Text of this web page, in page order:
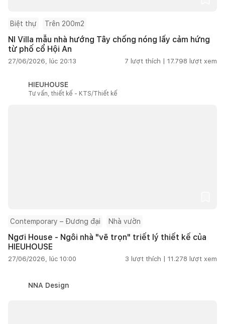
Biệt thự Trên 200m2
NI Villa mẫu nhà hướng Tây chống nóng lấy cảm hứng
từ phố cổ Hội An
27/06/2026, lúc 20:13 7 lượt thích | 17.798 lượt xem
HIEUHOUSE
Tư vấn, thiết kế - KTS/Thiết kế
Contemporary – Đương đại Nhà vườn
Ngơi House - Ngôi nhà "vẽ trọn" triết lý thiết kế của
HIEUHOUSE
27/06/2026, lúc 10:00 3 lượt thích | 11.278 lượt xem
NNA Design